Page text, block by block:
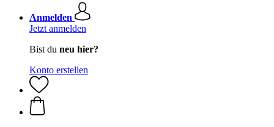
Anmelden
Jetzt anmelden
Bist du neu hier?
Konto erstellen